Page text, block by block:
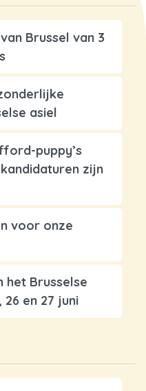
Brussel van 3
asiel
puppy’s
zijn
voor onze
het Brusselse
en 27 juni